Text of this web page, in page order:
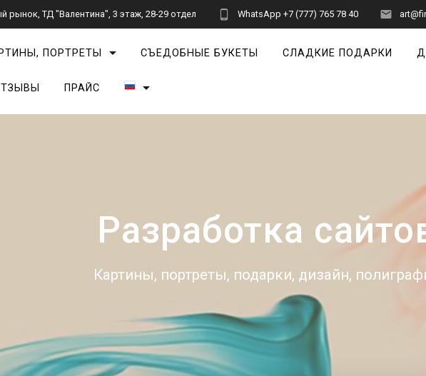
рынок, ТД "Валентина", 3 этаж, 28-29 отдел WhatsApp +7 (777) 765 78 40
ПОРТРЕТЫ СЪЕДОБНЫЕ БУКЕТЫ СЛАДКИЕ ПОДАРКИ
ПРАЙС
Разработка
Картины, портреты, подарки, дизайн,